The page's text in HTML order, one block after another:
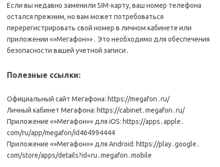
Если вы недавно заменили SIM-карту, ваш номер телефона
остался прежним, но вам может потребоваться
перерегистрировать свой номер в личном кабинете или
приложении «»Мегафон»»․ Это необходимо для обеспечения
безопасности вашей учетной записи․
Полезные ссылки:
Официальный сайт Мегафона: https://megafon․ru/
Личный кабинет Мегафона: https://cabinet․megafon․ru/
Приложение «»Мегафон»» для iOS: https://apps․apple․
com/ru/app/megafon/id464994444
Приложение «»Мегафон»» для Android: https://play․google․
com/store/apps/details?id=ru․megafon․mobile